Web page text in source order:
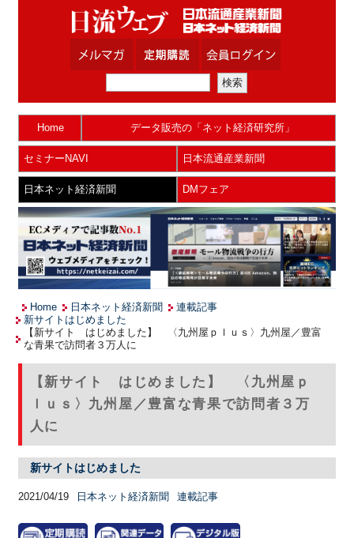
Home データ販売の「ネット経済研究所」
セミナーNAVI 日本流通産業新聞
日本ネット経済新聞 DMフェア
Home 日本ネット経済新聞
連載記事
新サイトはじめました
【新サイト はじめました】 〈九州屋ｐｌｕｓ〉九州屋／豊富
な青果で訪問者３万人に
【新サイト はじめました】 〈九州屋ｐ
ｌｕｓ〉九州屋／豊富な青果で訪問者３万
人に
新サイトはじめました
2021/04/19 日本ネット経済新聞 連載記事